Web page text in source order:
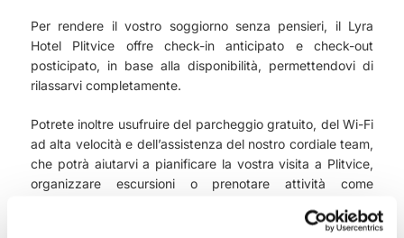
Per rendere il vostro soggiorno senza pensieri, il Lyra
Hotel Plitvice offre check-in anticipato e check-out
posticipato, in base alla disponibilità, permettendovi di
rilassarvi completamente.
Potrete inoltre usufruire del parcheggio gratuito, del Wi-Fi
ad alta velocità e dell’assistenza del nostro cordiale team,
che potrà aiutarvi a pianificare la vostra visita a Plitvice,
organizzare escursioni o prenotare attività come